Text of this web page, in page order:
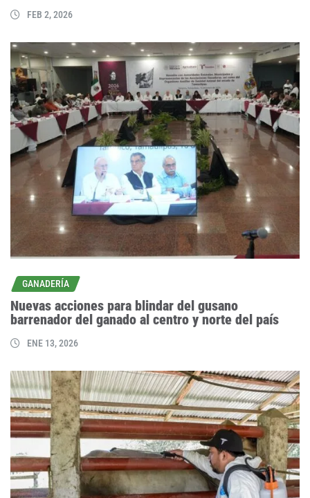
FEB 2, 2026
GANADERÍA
Nuevas acciones para blindar del gusano
barrenador del ganado al centro y norte del país
ENE 13, 2026